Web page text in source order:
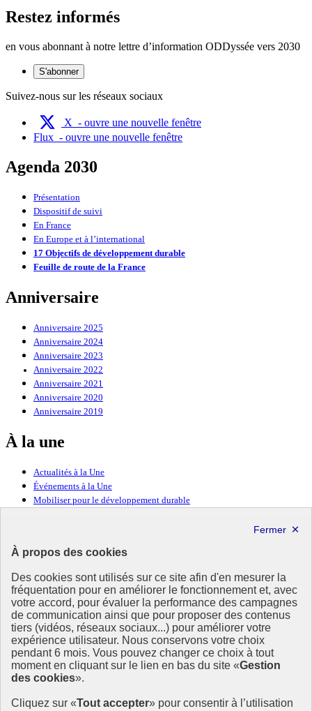
À propos des cookies
Des cookies sont utilisés sur ce site afin d'en mesurer la
fréquentation pour en améliorer le fonctionnement et, avec
votre accord, pour évaluer la performance des campagnes
de communication ainsi que pour proposer des contenus
tiers (vidéos, réseaux sociaux...) pour améliorer votre
expérience utilisateur. Nous conservons votre choix
pendant 6 mois. Vous pouvez changer ce choix à tout
moment en cliquant sur le lien en bas du site «Gestion
des cookies».
Cliquez sur «Tout accepter» pour consentir à l’utilisation
Restez informés
en vous abonnant à notre lettre d’information ODDyssée vers 2030
S'abonner
Suivez-nous sur les réseaux sociaux
X - ouvre une nouvelle fenêtre
Flux - ouvre une nouvelle fenêtre
Agenda 2030
Présentation
Dispositif de suivi
En France
En Europe et à l’international
17 Objectifs de développement durable
Feuille de route de la France
Anniversaire
Anniversaire 2025
Anniversaire 2024
Anniversaire 2023
Anniversaire 2022
Anniversaire 2021
Anniversaire 2020
Anniversaire 2019
À la une
Actualités à la Une
Événements à la Une
Mobiliser pour le développement durable
Ressources
Ressources
La Méth’ODD
Gouvernement
Ce site propose l’information de référence concernant l’Agenda
2030 et la feuille de route de la France. Il valorise la mobilisation de
tous les acteurs.
info.gouv.fr- ouvre une nouvelle fenêtre